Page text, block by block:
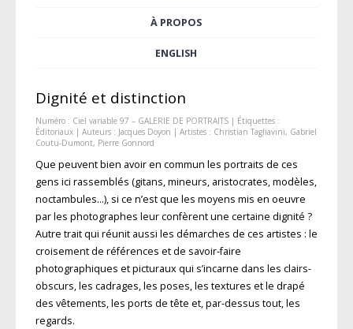
À PROPOS
ENGLISH
Dignité et distinction
Numéro : Ciel variable 97 – GALERIE DE PORTRAITS| Étiquettes :
Éditoriaux| Auteurs : Jacques Doyon | Artistes : Christian Tagliavini, Gabriel
Coutu-Dumont, Pierre Gonnord
Que peuvent bien avoir en commun les portraits de ces
gens ici rassemblés (gitans, mineurs, aristocrates, modèles,
noctambules…), si ce n’est que les moyens mis en oeuvre
par les photographes leur confèrent une certaine dignité ?
Autre trait qui réunit aussi les démarches de ces artistes : le
croisement de références et de savoir-faire
photographiques et picturaux qui s’incarne dans les clairs-
obscurs, les cadrages, les poses, les textures et le drapé
des vêtements, les ports de tête et, par-dessus tout, les
regards.